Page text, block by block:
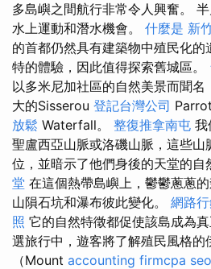
多島嶼之間航行非常令人興奮。
水上運動和潛水機會。 什麼是 新
的首都仍然具有建築物中殖民化
特的體驗，因此值得探索舊城區。
以多米尼加社區的自然美景而聞
大的Sisserou 登記台灣公司
放鬆 Waterfall。 整復推拿南屯 我
聖盧西亞山脈或洛磯山脈，這些山
位，並暗示了他們身後的天堂的自
堂 在這個熱帶島嶼上，鬱鬱蔥蔥
山隕石坑和瀑布彼此變化。 網路
照 它的自然特徵都促使該島成為
選旅行中，遊客將了解殖民風格的
（Mount accounting firmcpa